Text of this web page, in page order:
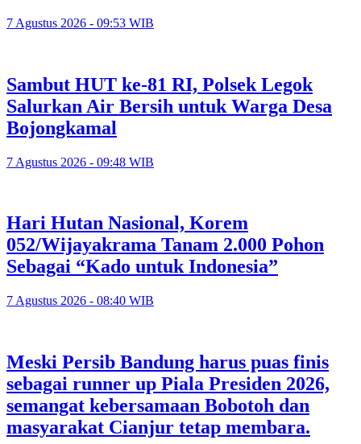
7 Agustus 2026 - 09:53 WIB
Sambut HUT ke-81 RI, Polsek Legok
Salurkan Air Bersih untuk Warga Desa
Bojongkamal
7 Agustus 2026 - 09:48 WIB
Hari Hutan Nasional, Korem
052/Wijayakrama Tanam 2.000 Pohon
Sebagai “Kado untuk Indonesia”
7 Agustus 2026 - 08:40 WIB
Meski Persib Bandung harus puas finis
sebagai runner up Piala Presiden 2026,
semangat kebersamaan Bobotoh dan
masyarakat Cianjur tetap membara.